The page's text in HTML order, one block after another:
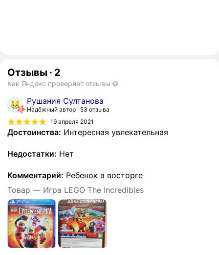
Отзывы · 2
Как Яндекс проверяет отзывы
Рушания Султанова
Надёжный автор
53 отзыва
19 апреля 2021
Достоинства: Интересная увлекательная
Недостатки: Нет
Комментарий: Ребенок в восторге
Товар — Игра LEGO The Incredibles